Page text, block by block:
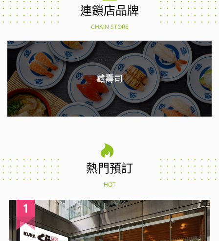
連鎖店品牌
CHAIN STORE
藏壽司
熱門預訂
HOT
1